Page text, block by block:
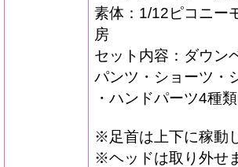
素体：1/12ピコニー
房
セット内容：ダウン
パンツ・ショーツ・
・ハンドパーツ4種類
※足首は上下に稼
※ヘッドは取り外せ